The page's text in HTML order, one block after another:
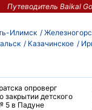
Путеводитель Baikal Go
Илимск
Казачинское
опроверг
закрытии детского
5 в Падуне